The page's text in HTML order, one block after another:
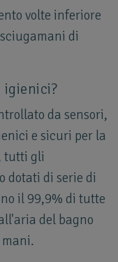
volte inferiore
di
igienici?
da sensori,
e sicuri per la
tutti gli
dotati di serie di
il 99,9% di tutte
del bagno